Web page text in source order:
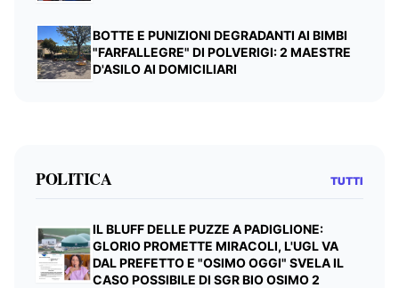
BOTTE E PUNIZIONI DEGRADANTI AI BIMBI
"FARFALLEGRE" DI POLVERIGI: 2 MAESTRE
D'ASILO AI DOMICILIARI
POLITICA TUTTI
IL BLUFF DELLE PUZZE A PADIGLIONE:
GLORIO PROMETTE MIRACOLI, L'UGL VA
DAL PREFETTO E "OSIMO OGGI" SVELA IL
CASO POSSIBILE DI SGR BIO OSIMO 2